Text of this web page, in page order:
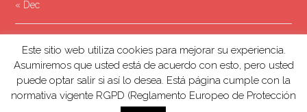
« Dec
Página por: @celorduy
Este sitio web utiliza cookies para mejorar su experiencia.
Asumiremos que usted está de acuerdo con esto, pero usted
puede optar salir si así lo desea. Está página cumple con la
normativa vigente RGPD (Reglamento Europeo de Protección